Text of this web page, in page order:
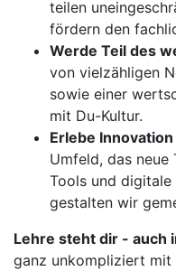
teilen
fördern den
Werde Teil des
von vielzähligen
sowie einer
mit Du-Kultur.
Erlebe
Umfeld, das
Tools und
gestalten wir
Lehre steht dir - auch
ganz unkompliziert mit